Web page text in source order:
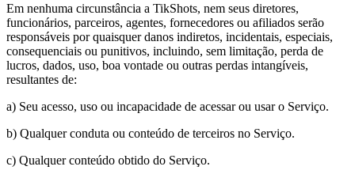
Em nenhuma circunstância a TikShots, nem seus diretores,
funcionários, parceiros, agentes, fornecedores ou afiliados serão
responsáveis por quaisquer danos indiretos, incidentais, especiais,
consequenciais ou punitivos, incluindo, sem limitação, perda de
lucros, dados, uso, boa vontade ou outras perdas intangíveis,
resultantes de:
a) Seu acesso, uso ou incapacidade de acessar ou usar o Serviço.
b) Qualquer conduta ou conteúdo de terceiros no Serviço.
c) Qualquer conteúdo obtido do Serviço.